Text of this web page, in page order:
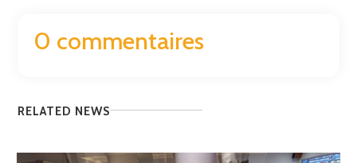
0 commentaires
RELATED NEWS